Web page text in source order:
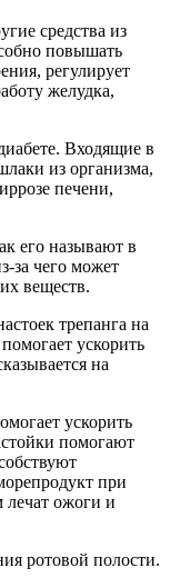
средства из
повышать
регулирует
желудка,
Входящие в
из организма,
печени,
его называют в
за чего может
веществ.
трепанга на
ускорить
на
ускорить
помогают
при
лечат ожоги и
ротовой полости.